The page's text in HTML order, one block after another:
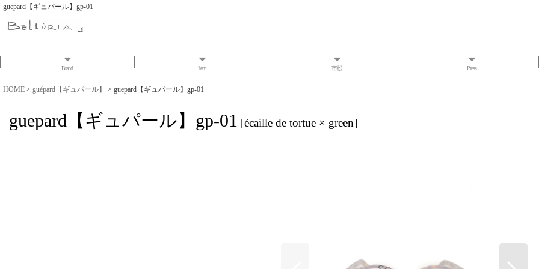
guepard【ギュパール】gp-01
Brand Item 市松 Press
HOME > guépard【ギュパール】 > guepard【ギュパール】gp-01
guepard【ギュパール】gp-01 [écaille de tortue × green]